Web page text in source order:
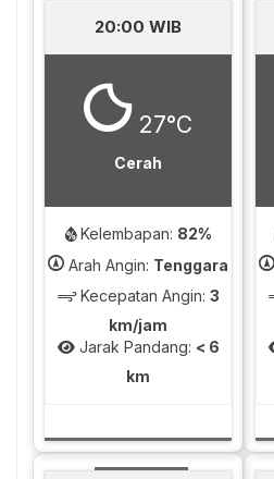
20:00 WIB
27°C
Cerah
Kelembapan: 82%
Arah Angin: Tenggara
Kecepatan Angin: 3
km/jam
Jarak Pandang: < 6
km